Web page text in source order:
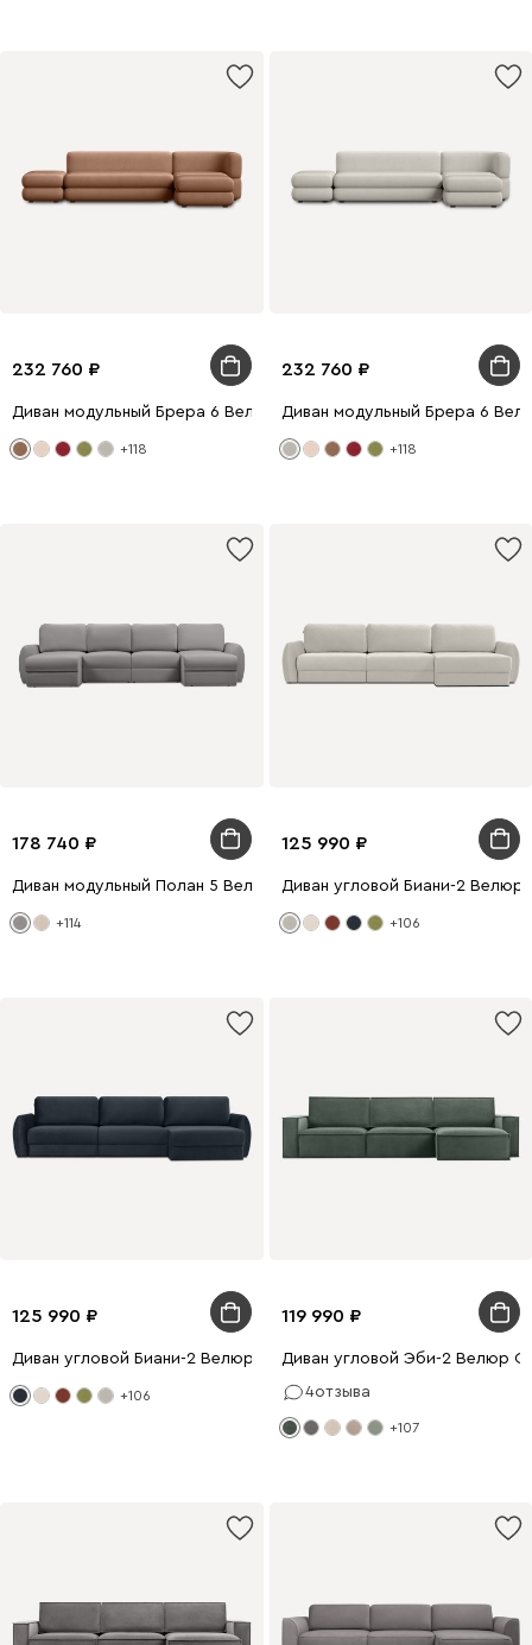
232 760
Диван модульный Брера 6 Велюр Карамельный
+118
232 760
Диван модульный Брера 6
+118
178 740
Диван модульный Полан 5 Велюр Светло-серый
+114
125 990
Диван угловой Биани-2 Велюр
+106
125 990
Диван угловой Биани-2 Велюр Темно-синий
+106
119 990
Диван угловой Эби-2 Велюр
4отзыва
+107